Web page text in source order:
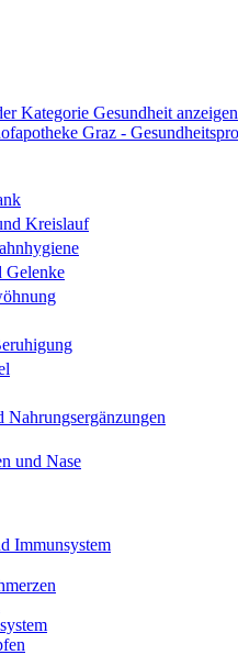
Kategorie Gesundheit anzeigen
Kreislauf
Gelenke
Nahrungsergänzungen
und Nase
Immunsystem